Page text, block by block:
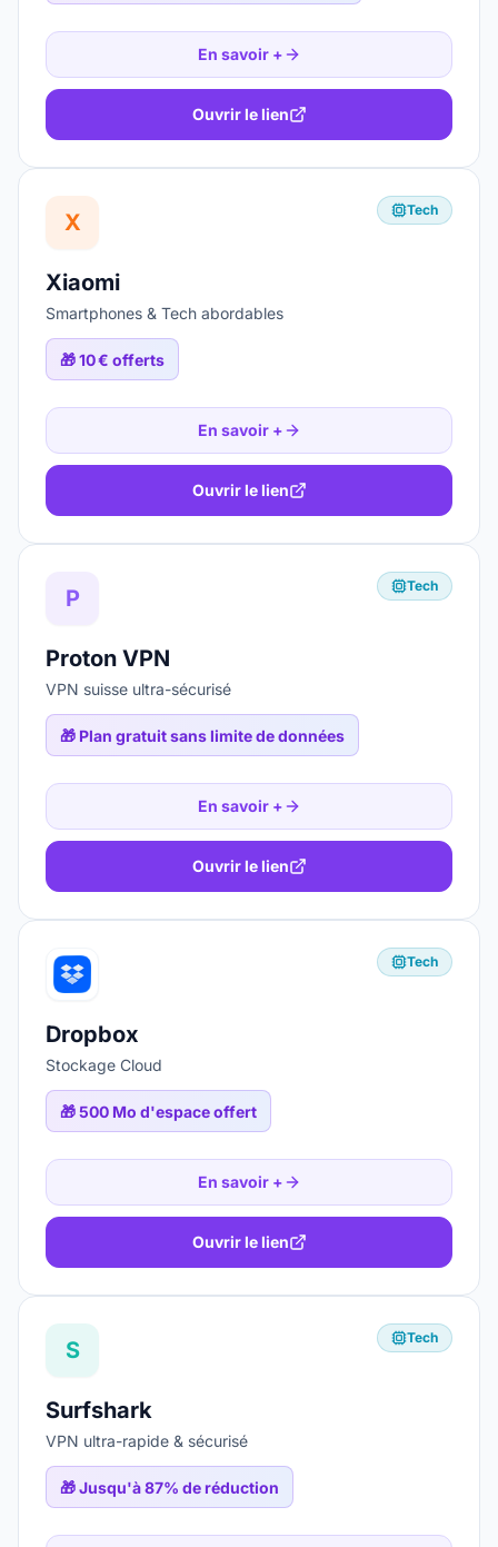
En savoir +
Ouvrir le lien
X Tech
Xiaomi
Smartphones & Tech abordables
🎁10 € offerts
En savoir +
Ouvrir le lien
P Tech
Proton VPN
VPN suisse ultra-sécurisé
🎁 Plan gratuit sans limite de données
En savoir +
Ouvrir le lien
Tech
Dropbox
Stockage Cloud
🎁500 Mo d'espace offert
En savoir +
Ouvrir le lien
S Tech
Surfshark
VPN ultra-rapide & sécurisé
🎁Jusqu'à 87% de réduction